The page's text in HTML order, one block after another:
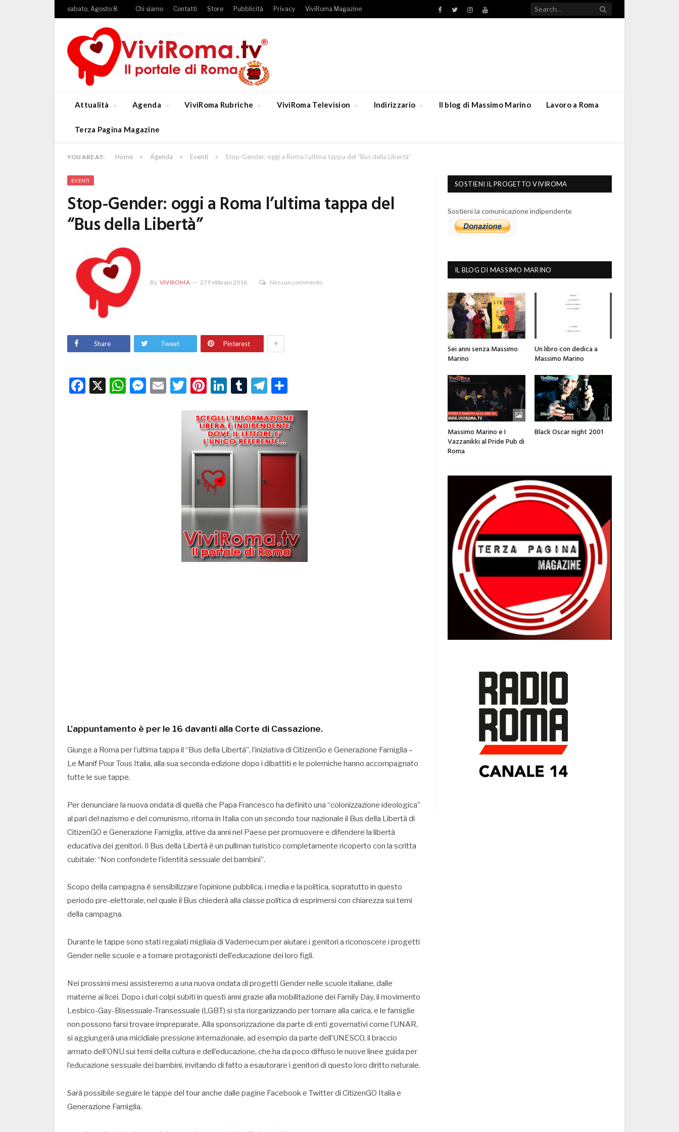
sabato, Agosto 8 Chi siamo Contatti Store Pubblicità Privacy ViviRoma Magazine Facebook
TwitterInstagramYouTube
Attualità Agenda ViviRoma Rubriche ViviRoma Television Indirizzario Il blog di Massimo Marino Lavoro a Roma
Terza Pagina Magazine
YOU ARE AT: Home » Agenda » Eventi » Stop-Gender: oggi a Roma l’ultima tappa del “Bus della Libertà”
EVENTI
Stop-Gender: oggi a Roma l’ultima tappa del
“Bus della Libertà”
By VIVIROMA 27 Febbraio 2018 Nessun commento
Share Tweet Pinterest +
Facebook
X WhatsApp
Messenger
EmailTwitter
Pinterest
LinkedIn
TumblrTelegram
L’appuntamento è per le 16 davanti alla Corte di Cassazione.
Giunge a Roma per l’ultima tappa il “Bus della Libertà”, l’iniziativa di CitizenGo e Generazione Famiglia –
Le Manif Pour Tous Italia, alla sua seconda edizione dopo i dibattiti e le polemiche hanno accompagnato
tutte le sue tappe.
Per denunciare la nuova ondata di quella che Papa Francesco ha definito una “colonizzazione ideologica”
al pari del nazismo e del comunismo, ritorna in Italia con un secondo tour nazionale il Bus della Libertà di
CitizenGO e Generazione Famiglia, attive da anni nel Paese per promuovere e difendere la libertà
educativa dei genitori. Il Bus della Libertà è un pullman turistico completamente ricoperto con la scritta
cubitale: “Non confondete l’identità sessuale dei bambini”.
Scopo della campagna è sensibilizzare l’opinione pubblica, i media e la politica, sopratutto in questo
periodo pre-elettorale, nel quale il Bus chiederà alla classe politica di esprimersi con chiarezza sui temi
della campagna.
Durante le tappe sono stati regalati migliaia di Vademecum per aiutare i genitori a riconoscere i progetti
Gender nelle scuole e a tornare protagonisti dell’educazione dei loro figli.
Nei prossimi mesi assisteremo a una nuova ondata di progetti Gender nelle scuole italiane, dalle
materne ai licei. Dopo i duri colpi subiti in questi anni grazie alla mobilitazione dei Family Day, il movimento
Lesbico-Gay-Bisessuale-Transessuale (LGBT) si sta riorganizzando per tornare alla carica, e le famiglie
non possono farsi trovare impreparate. Alla sponsorizzazione da parte di enti governativi come l’UNAR,
si aggiungerà una micidiale pressione internazionale, ad esempio da parte dell’UNESCO, il braccio
armato dell’ONU sui temi della cultura e dell’educazione, che ha da poco diffuso le nuove linee guida per
l’educazione sessuale dei bambini, invitando di fatto a esautorare i genitori di questo loro diritto naturale.
Sarà possibile seguire le tappe del tour anche dalle pagine Facebook e Twitter di CitizenGO Italia e
Generazione Famiglia.
SOSTIENI IL PROGETTO VIVIROMA
Sostieni la comunicazione indipendente
IL BLOG DI MASSIMO MARINO
Sei anni senza Massimo
Marino
Un libro con dedica a
Massimo Marino
Massimo Marino e I
Vazzanikki al Pride Pub di
Roma
Black Oscar night 2001